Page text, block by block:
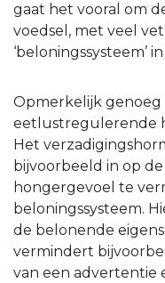
gaat het vooral om
voedsel, met veel
‘beloningssysteem’
Opmerkelijk
eetlustregulerende
Het
bijvoorbeeld in op
hongergevoel te
beloningssysteem.
de belonende
vermindert
van een advertentie